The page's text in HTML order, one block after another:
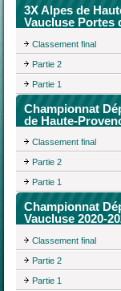
3X Alpes de
Vaucluse Portes
Classement final
Partie 2
Partie 1
Championnat
de Haute-
Classement final
Partie 2
Partie 1
Championnat
Vaucluse 2020-
Classement final
Partie 2
Partie 1